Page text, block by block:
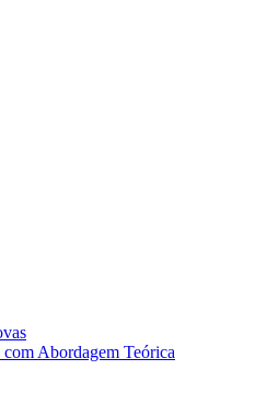
Abordagem Teórica